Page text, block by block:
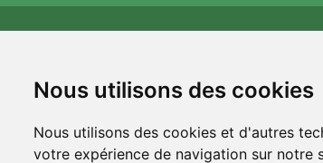
Nous utilisons des cookies
Nous utilisons des cookies et d'autres
votre expérience de navigation sur notre
gewenst moment binnen 90
Voor elke
Over ons.